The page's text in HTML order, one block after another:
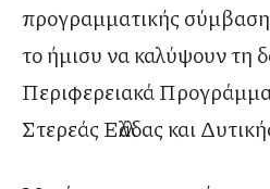
προγραμματικής
το ήμισυ να καλύψουν τη
Περιφερειακά
Στερεάς Ελλάδας και